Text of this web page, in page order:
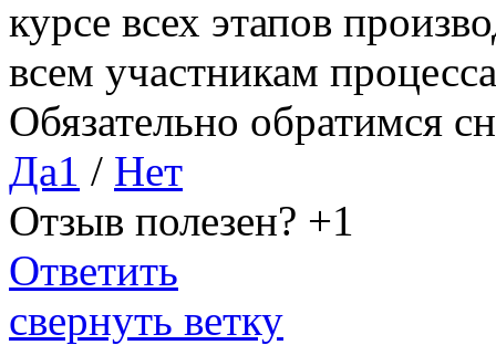
курсе всех этапов
всем участникам
Обязательно обратимся
Да1 / Нет
Отзыв полезен? +1
Ответить
свернуть ветку